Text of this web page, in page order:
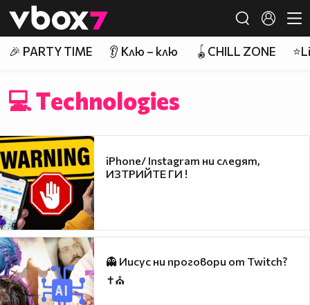
👾
🎉 PARTY TIME 👂 Клю – клю 🪀CHILL ZONE
💻 Тechnologies
iPhone/ Instagram ни следят,
ИЗТРИЙТЕ ГИ !
👻 Иисус ни проговори от Twitch?
✝⛪